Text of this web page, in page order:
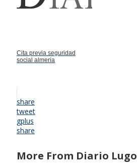
Cita previa seguridad
social almeria
share
tweet
gplus
share
More From Diario Lugo